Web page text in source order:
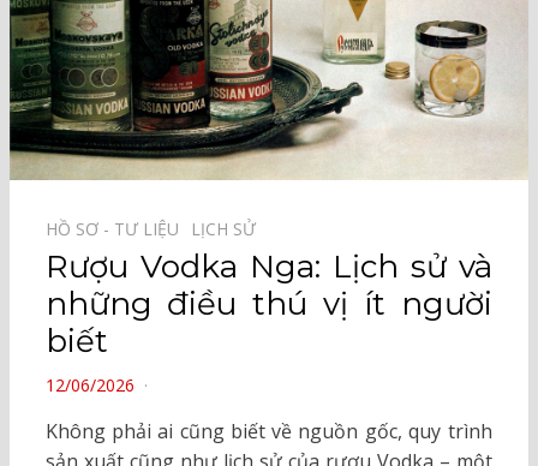
HỒ SƠ - TƯ LIỆU⠀ LỊCH SỬ⠀
Rượu Vodka Nga: Lịch sử và
những điều thú vị ít người
biết
POSTED
12/06/2026
Không phải ai cũng biết về nguồn gốc, quy trình